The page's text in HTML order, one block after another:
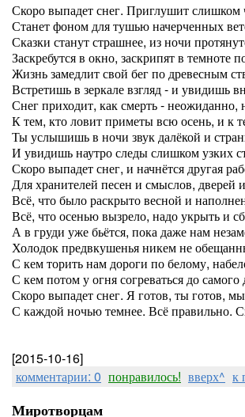
Скоро выпадет снег. Приглушит слишком
Станет фоном для тушью начерченных
Сказки станут страшнее, из ночи
Заскребутся в окно, заскрипят в темноте
Жизнь замедлит свой бег по древесным
Встретишь в зеркале взгляд - и увидишь
Снег приходит, как смерть - неожиданно,
К тем, кто ловит приметы всю осень, и к
Ты услышишь в ночи звук далёкой и
И увидишь наутро следы слишком узких
Скоро выпадет снег, и начнётся другая
Для хранителей песен и смыслов, дверей
Всё, что было раскрыто весной и
Всё, что осенью вызрело, надо укрыть и
А в груди уже бьётся, пока даже нам
Холодок предвкушенья никем не
С кем торить нам дороги по белому,
С кем потом у огня согреваться до самого
Скоро выпадет снег. Я готов, ты готов,
С каждой ночью темнее. Всё правильно.
[2015-10-16]
комментарии: 0 понравилось! вверх^ к
Миротворцам